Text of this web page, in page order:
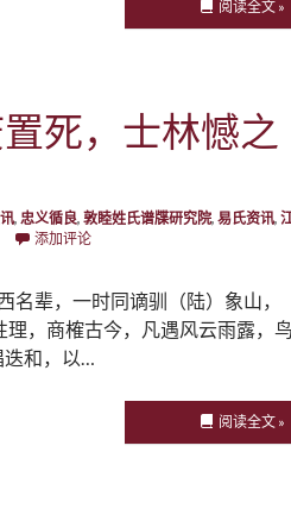
阅读全文 »
死，士林憾之
, 忠义循良, 敦睦姓氏谱牒研究院, 易氏资讯,
添加评论
辈，一时同谪驯（陆）象山，
，商榷古今，凡遇风云雨露，
迭和，以…
阅读全文 »